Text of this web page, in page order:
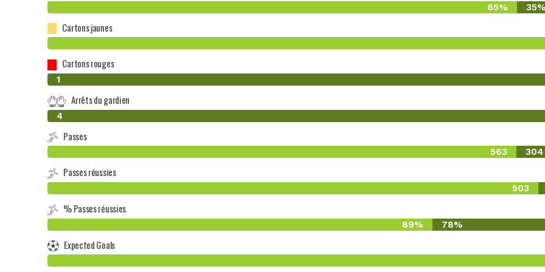
65% 35%
Cartons jaunes
Cartons rouges
0
1
Arrêts du gardien
0
4
Passes
563 304
Passes réussies
503
% Passes réussies
89% 78%
Expected Goals